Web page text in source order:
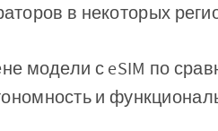
в некоторых
модели с eSIM по
и